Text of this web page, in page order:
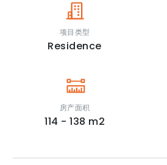
项目类型
Residence
房产面积
114 - 138 m2